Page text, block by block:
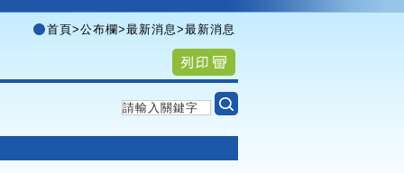
首頁>公布欄>最新消息>最新消息